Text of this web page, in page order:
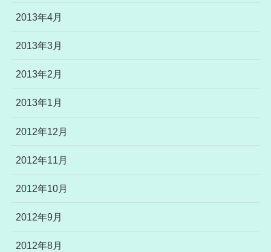
2013年4月
2013年3月
2013年2月
2013年1月
2012年12月
2012年11月
2012年10月
2012年9月
2012年8月